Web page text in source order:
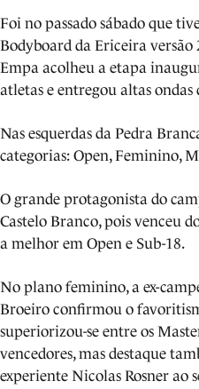
Foi no passado sábado que
Bodyboard da Ericeira
Empa acolheu a etapa
atletas e entregou altas
Nas esquerdas da Pedra
categorias: Open, Feminino,
O grande protagonista do
Castelo Branco, pois venceu
a melhor em Open e Sub-18.
No plano feminino, a ex-
Broeiro confirmou o
superiorizou-se entre os
vencedores, mas destaque
experiente Nicolas Rosner ao